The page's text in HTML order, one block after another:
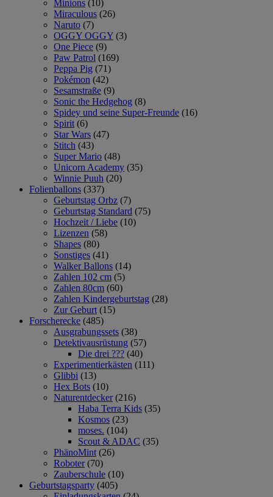
Minions (10)
Miraculous (26)
Naruto (7)
OGGY OGGY (3)
One Piece (9)
Paw Patrol (169)
Peppa Pig (71)
Pokémon (42)
Sesamstraße (9)
Sonic the Hedgehog (8)
Spidey und seine Super-Freunde (16)
Spirit (6)
Star Wars (47)
Stitch (43)
Super Mario (48)
Unicorn Academy (35)
Winnie Puuh (20)
Folienballons (337)
Geburtstag Orbz (7)
Geburtstag Standard (75)
Hochzeit / Liebe (10)
Lizenzen (58)
Shapes (80)
Sonstiges (41)
Walker Ballons (14)
Zahlen 102 cm (5)
Zahlen 80cm (60)
Zahlen Kindergeburtstag (28)
Zur Geburt (15)
Forscherecke (485)
Ausgrabungssets (38)
Detektivausrüstung (57)
Die drei ??? (40)
Experimentierkästen (111)
Glibbi (13)
Hex Bots (10)
Naturentdecker (216)
Haba Terra Kids (35)
Kosmos (23)
moses. (104)
Scout & ADAC (35)
PhänoMint (26)
Roboter (70)
Zauberschule (10)
Geburtstagsparty (405)